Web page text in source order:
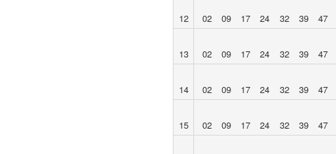
12 02 09 17 24 32 39 47
13 02 09 17 24 32 39 47
14 02 09 17 24 32 39 47
15 02 09 17 24 32 39 47